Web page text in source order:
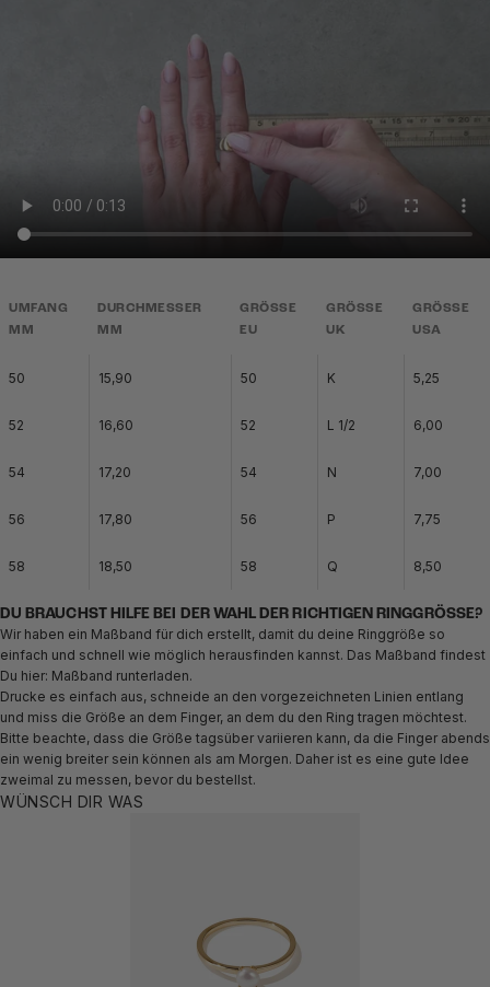
UMFANG
MM
DURCHMESSER
MM
GRÖSSE
EU
GRÖSSE
UK
GRÖSSE
USA
50 15,90 50 K 5,25
52 16,60 52 L 1/2 6,00
54 17,20 54 N 7,00
56 17,80 56 P 7,75
58 18,50 58 Q 8,50
DU BRAUCHST HILFE BEI DER WAHL DER RICHTIGEN RINGGRÖSSE?
Wir haben ein Maßband für dich erstellt, damit du deine Ringgröße so
einfach und schnell wie möglich herausfinden kannst. Das Maßband findest
Du hier: Maßband runterladen.
Drucke es einfach aus, schneide an den vorgezeichneten Linien entlang
und miss die Größe an dem Finger, an dem du den Ring tragen möchtest.
Bitte beachte, dass die Größe tagsüber variieren kann, da die Finger abends
ein wenig breiter sein können als am Morgen. Daher ist es eine gute Idee
zweimal zu messen, bevor du bestellst.
WÜNSCH DIR WAS